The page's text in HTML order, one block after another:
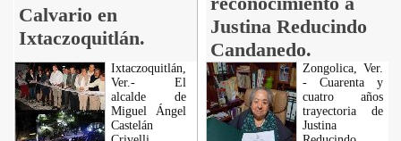
Calvario en
Ixtaczoquitlán.
Justina Reducindo
Candanedo.
Ixtaczoquitlán,
Ver.- El
alcalde de
Miguel Ángel
Castelán
Zongolica, Ver.
- Cuarenta y
cuatro años
trayectoria de
Justina